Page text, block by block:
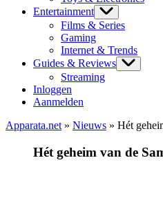
Entertainment
Films & Series
Gaming
Internet & Trends
Guides & Reviews
Streaming
Inloggen
Aanmelden
Apparata.net » Nieuws » Hét
Hét geheim van de